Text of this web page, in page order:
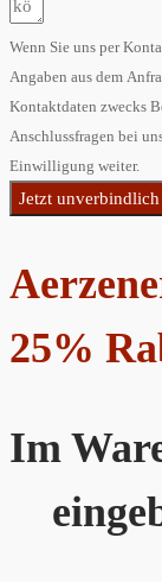
Wenn Sie uns per
Angaben aus dem
Kontaktdaten zwecks
Anschlussfragen bei
Einwilligung weiter.
Jetzt unverbindlich
25%
Im